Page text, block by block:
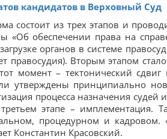
кандидатов в Верховный Суд
состоит из трех этапов и
«Об обеспечении права на
органов в системе
Вторым этапом
момент – тектонический
утверждены принципиально
процесса назначения судей
этапе – имплементация.
процедурном и
Константин Красовский.